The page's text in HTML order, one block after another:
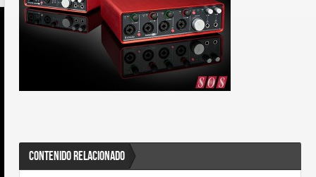
CONTENIDO RELACIONADO